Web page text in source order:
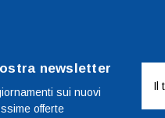
newsletter
sui nuovi
offerte
mail